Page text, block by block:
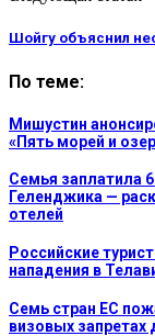
Шойгу объяснил
По теме:
Мишустин
«Пять морей и
Семья заплатила
Геленджика —
отелей
Российские
нападения в
Семь стран ЕС
визовых запретах